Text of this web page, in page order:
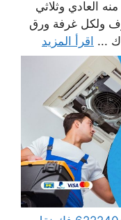
العادي وثلاثي
ولكل غرفة ورق
... اقرأ المزيد